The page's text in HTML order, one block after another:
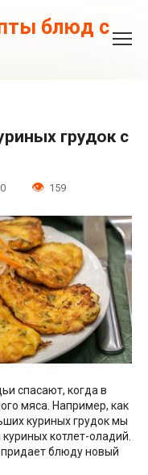
блюд с
0 159
спасают, когда в
мяса. Например, как
куриных грудок мы
котлет-оладий.
придает блюду новый